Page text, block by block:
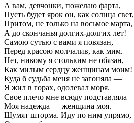
А вам, девчонки, пожелаю фарта,
Пусть будет ярок он, как солнца свет,
Притом, не только на восьмое марта,
А до скончанья долгих-долгих лет!
Самою сутью с вами я повязан,
Перед красою молчалив, как мим.
Нет, никому я стольким не обязан,
Как милым сердцу женщинам моим!
Куда б судьба меня не загоняла —
Я жил в горах, одолевал моря.
Свое плечо мне всюду подставляла
Моя надежда — женщина моя.
Шумят шторма. Иду по ним упрямо,